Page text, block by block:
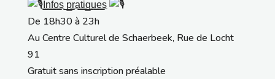
I̲̲n̲̲f̲̲o̲̲s̲ ̲p̲̲r̲a̲̲t̲̲i̲̲q̲̲u̲̲e̲̲s̲
De 18h30 à 23h
Au Centre Culturel de Schaerbeek, Rue de Locht
91
Gratuit sans inscription préalable